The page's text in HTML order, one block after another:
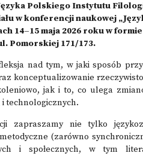
Polskiego Instytutu
w konferencji naukowej
14–15 maja 2026 roku w
Pomorskiej 171/173.
nad tym, w jaki sposób
konceptualizowanie
jak i to, co ulega
technologicznych.
zapraszamy nie tylko
(zarówno
i społecznych, w tym